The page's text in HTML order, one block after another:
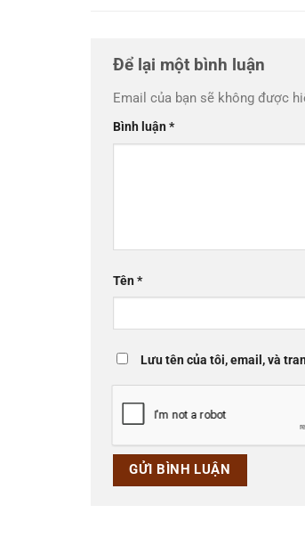
Để lại một bình luận
Email của bạn sẽ không được
Bình luận*
Tên*
Lưu tên của tôi, email, và